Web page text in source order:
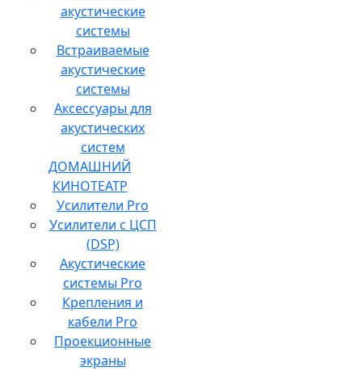
акустические
системы
Встраиваемые
акустические
системы
Аксессуары для
акустических
систем
ДОМАШНИЙ
КИНОТЕАТР
Усилители Pro
Усилители с ЦСП
(DSP)
Акустические
системы Pro
Крепления и
кабели Pro
Проекционные
экраны